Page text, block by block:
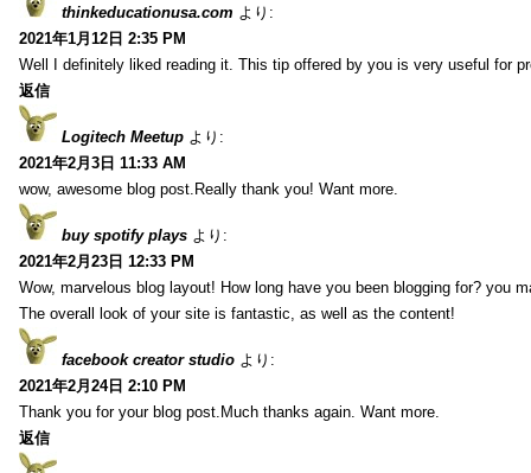
thinkeducationusa.com より:
2021年1月12日 2:35 PM
Well I definitely liked reading it. This tip offered by you is very useful for
返信
Logitech Meetup より:
2021年2月3日 11:33 AM
wow, awesome blog post.Really thank you! Want more.
buy spotify plays より:
2021年2月23日 12:33 PM
Wow, marvelous blog layout! How long have you been blogging for? you
The overall look of your site is fantastic, as well as the content!
facebook creator studio より:
2021年2月24日 2:10 PM
Thank you for your blog post.Much thanks again. Want more.
返信